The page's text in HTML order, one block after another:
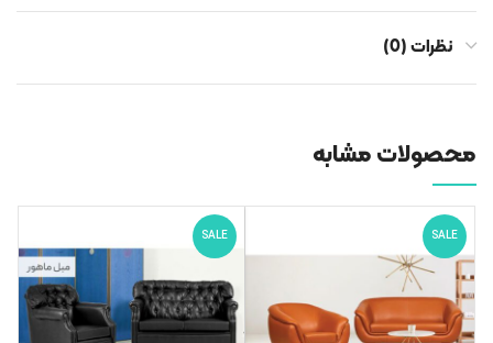
نظرات (0)
محصولات مشابه
SALE
SALE